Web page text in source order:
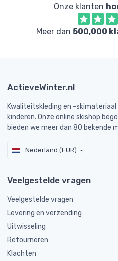
Onze klanten
Meer dan 500,000
ActieveWinter.nl
Kwaliteitskleding en -
kinderen. Onze online skishop
bieden we meer dan 80 bekende
Nederland (EUR)
Veelgestelde vragen
Veelgestelde vragen
Levering en verzending
Uitwisseling
Retourneren
Klachten